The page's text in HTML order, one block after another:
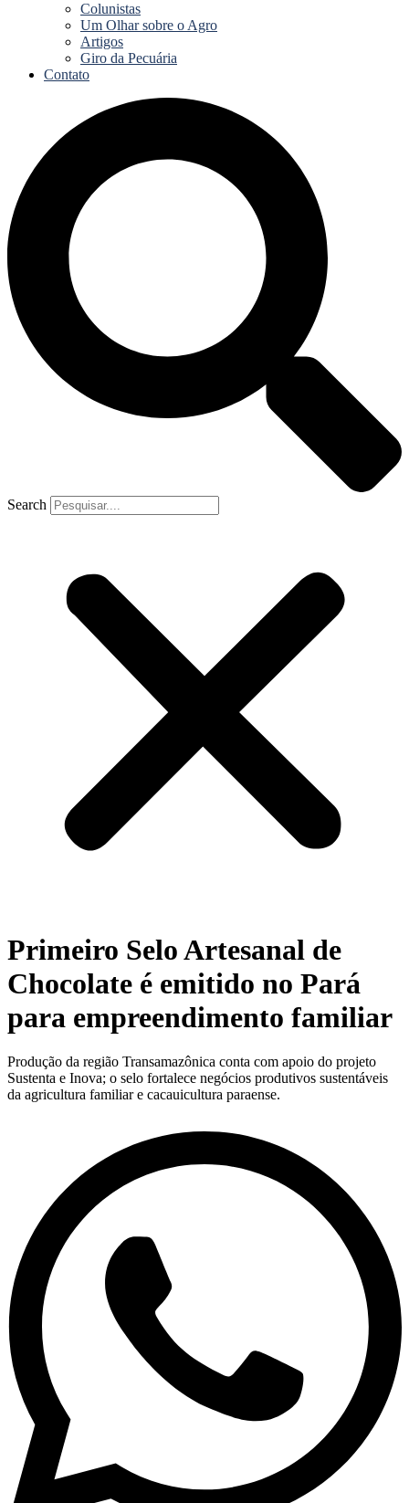
Colunistas
Um Olhar sobre o Agro
Artigos
Giro da Pecuária
Contato
Search
Primeiro Selo Artesanal de
Chocolate é emitido no Pará
para empreendimento familiar
Produção da região Transamazônica conta com apoio do projeto
Sustenta e Inova; o selo fortalece negócios produtivos sustentáveis
da agricultura familiar e cacauicultura paraense.